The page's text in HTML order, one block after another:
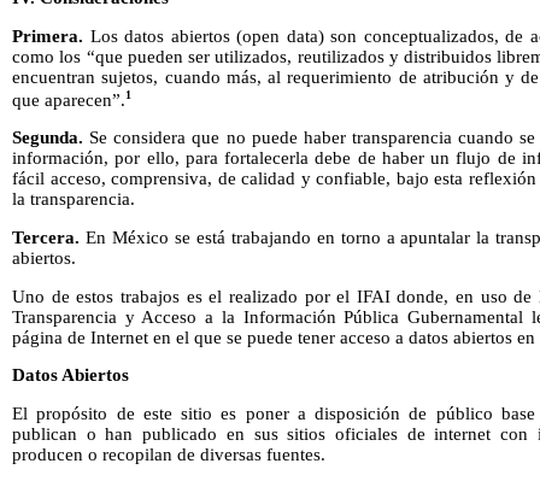
Primera. Los datos abiertos (open data) son conceptualizados, de
como los “que pueden ser utilizados, reutilizados y distribuidos
encuentran sujetos, cuando más, al requerimiento de atribución y
que aparecen”.1
Segunda. Se considera que no puede haber transparencia cuando
información, por ello, para fortalecerla debe de haber un flujo de
fácil acceso, comprensiva, de calidad y confiable, bajo esta
la transparencia.
Tercera. En México se está trabajando en torno a apuntalar la
abiertos.
Uno de estos trabajos es el realizado por el IFAI donde, en uso
Transparencia y Acceso a la Información Pública
página de Internet en el que se puede tener acceso a datos abiertos
Datos Abiertos
El propósito de este sitio es poner a disposición de público
publican o han publicado en sus sitios oficiales de internet con
producen o recopilan de diversas fuentes.